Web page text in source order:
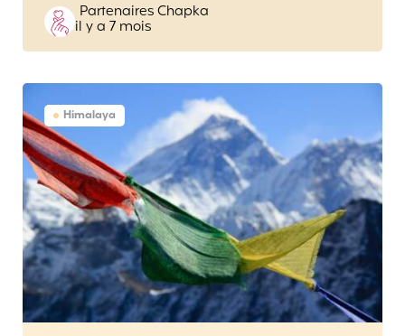
Posted
by
Partenaires Chapka
il y a 7 mois
Himalaya